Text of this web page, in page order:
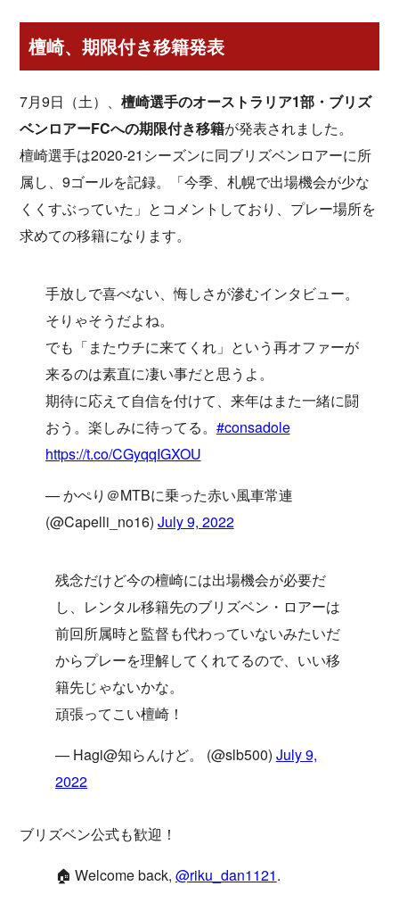
檀崎、期限付き移籍発表
7月9日（土）、檀崎選手のオーストラリア1部・ブリズ
ベンロアーFCへの期限付き移籍が発表されました。
檀崎選手は2020-21シーズンに同ブリズベンロアーに所
属し、9ゴールを記録。「今季、札幌で出場機会が少な
くくすぶっていた」とコメントしており、プレー場所を
求めての移籍になります。
手放しで喜べない、悔しさが滲むインタビュー。
そりゃそうだよね。
でも「またウチに来てくれ」という再オファーが
来るのは素直に凄い事だと思うよ。
期待に応えて自信を付けて、来年はまた一緒に闘
おう。楽しみに待ってる。 #consadole
https://t.co/CGyqqIGXOU
— かぺり＠MTBに乗った赤い風車常連
(@Capelli_no16) July 9, 2022
残念だけど今の檀崎には出場機会が必要だ
し、レンタル移籍先のブリズベン・ロアーは
前回所属時と監督も代わっていないみたいだ
からプレーを理解してくれてるので、いい移
籍先じゃないかな。
頑張ってこい檀崎！
— Hagi@知らんけど。 (@slb500) July 9,
2022
ブリズベン公式も歓迎！
🏠 Welcome back, @riku_dan1121.